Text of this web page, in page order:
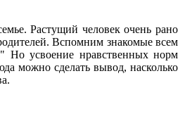
Растущий человек очень рано
Вспомним знакомые всем
Но усвоение нравственных норм
можно сделать вывод, насколько